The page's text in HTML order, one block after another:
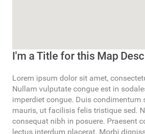
I'm a Title for this Map
Lorem ipsum dolor sit amet,
Nullam vulputate congue est in
imperdiet congue. Duis condimentum
mauris, ut facilisis felis tristique sed.
consequat nibh in posuere. Praesent
lectus interdum placerat. Morbi